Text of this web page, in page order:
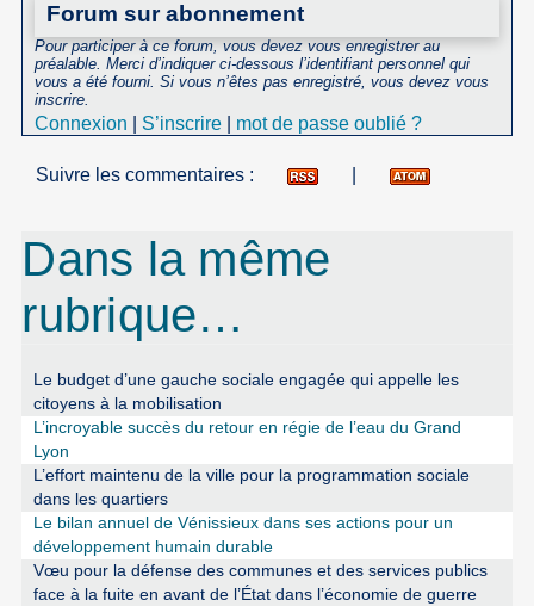
Forum sur abonnement
Pour participer à ce forum, vous devez vous enregistrer au
préalable. Merci d’indiquer ci-dessous l’identifiant personnel qui
vous a été fourni. Si vous n’êtes pas enregistré, vous devez vous
inscrire.
Connexion S’inscrire mot de passe oublié ?
Suivre les commentaires :
Dans la même
rubrique…
Le budget d’une gauche sociale engagée qui appelle les
citoyens à la mobilisation
L’incroyable succès du retour en régie de l’eau du Grand
Lyon
L’effort maintenu de la ville pour la programmation sociale
dans les quartiers
Le bilan annuel de Vénissieux dans ses actions pour un
développement humain durable
Vœu pour la défense des communes et des services publics
face à la fuite en avant de l’État dans l’économie de guerre